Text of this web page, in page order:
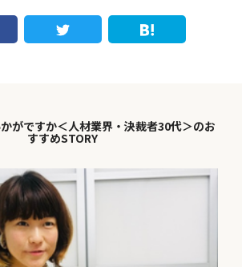
がですか＜人材業界・決裁者30代＞のお
すすめSTORY